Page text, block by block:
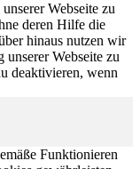
Webseite zu
deren Hilfe die
hinaus nutzen wir
Webseite zu
deaktivieren, wenn
Funktionieren